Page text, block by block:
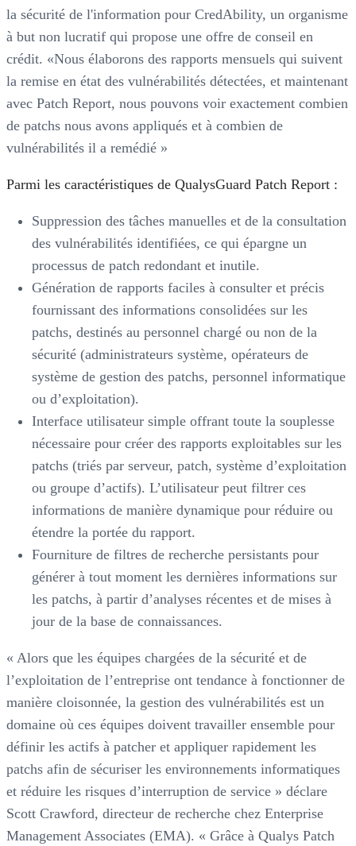
la sécurité de l'information pour CredAbility, un organisme
à but non lucratif qui propose une offre de conseil en
crédit. «Nous élaborons des rapports mensuels qui suivent
la remise en état des vulnérabilités détectées, et maintenant
avec Patch Report, nous pouvons voir exactement combien
de patchs nous avons appliqués et à combien de
vulnérabilités il a remédié »
Parmi les caractéristiques de QualysGuard Patch Report :
Suppression des tâches manuelles et de la consultation
des vulnérabilités identifiées, ce qui épargne un
processus de patch redondant et inutile.
Génération de rapports faciles à consulter et précis
fournissant des informations consolidées sur les
patchs, destinés au personnel chargé ou non de la
sécurité (administrateurs système, opérateurs de
système de gestion des patchs, personnel informatique
ou d’exploitation).
Interface utilisateur simple offrant toute la souplesse
nécessaire pour créer des rapports exploitables sur les
patchs (triés par serveur, patch, système d’exploitation
ou groupe d’actifs). L’utilisateur peut filtrer ces
informations de manière dynamique pour réduire ou
étendre la portée du rapport.
Fourniture de filtres de recherche persistants pour
générer à tout moment les dernières informations sur
les patchs, à partir d’analyses récentes et de mises à
jour de la base de connaissances.
« Alors que les équipes chargées de la sécurité et de
l’exploitation de l’entreprise ont tendance à fonctionner de
manière cloisonnée, la gestion des vulnérabilités est un
domaine où ces équipes doivent travailler ensemble pour
définir les actifs à patcher et appliquer rapidement les
patchs afin de sécuriser les environnements informatiques
et réduire les risques d’interruption de service » déclare
Scott Crawford, directeur de recherche chez Enterprise
Management Associates (EMA). « Grâce à Qualys Patch